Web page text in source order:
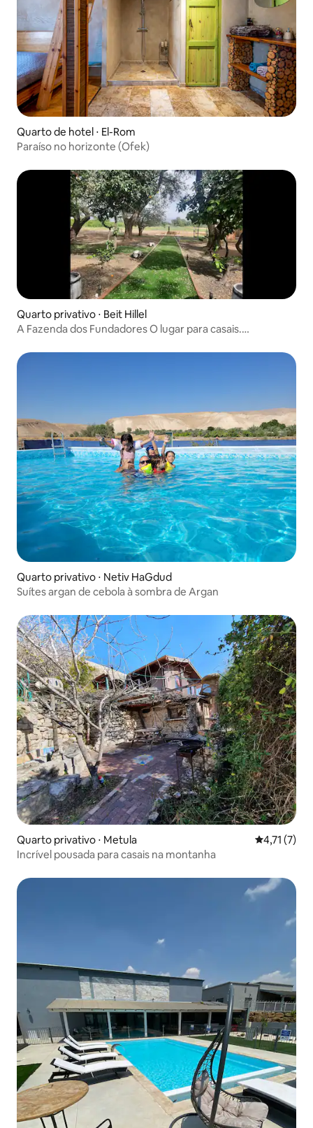
Quarto de hotel ⋅ El-Rom
Paraíso no horizonte (Ofek)
Quarto privativo ⋅ Beit Hillel
A Fazenda dos Fundadores O lugar para casais.
Quarto privativo ⋅ Netiv HaGdud
Suítes argan de cebola à sombra de Argan
Quarto privativo ⋅ Metula 4,71 de
4,71 (7)
Incrível pousada para casais na montanha